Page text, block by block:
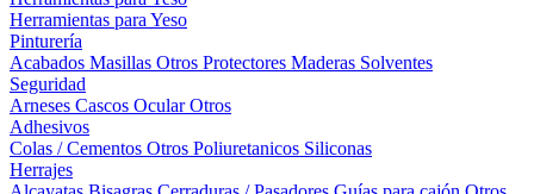
Herramientas para Yeso
Pinturería
Acabados Masillas Otros Protectores Maderas Solventes
Seguridad
Arneses Cascos OcularOtros
Adhesivos
Colas / Cementos Otros Poliuretanicos Siliconas
Herrajes